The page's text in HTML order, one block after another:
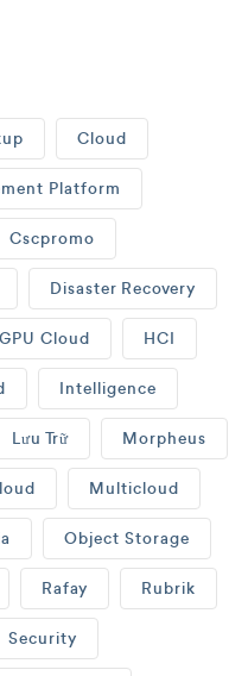
Cloud
Platform
Cscpromo
Disaster Recovery
GPU Cloud HCI
Intelligence
Lưu Trữ Morpheus
Multicloud
Object Storage
Rafay Rubrik
Security